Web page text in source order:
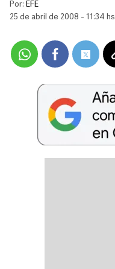
Por: EFE
25 de abril de 2008 - 11:34 hs